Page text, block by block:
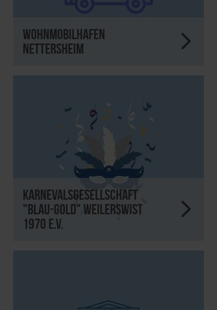
Wohnmobilhafen
Nettersheim
Karnevalsgesellschaft
"Blau-Gold" WEilerswist
1970 e.V.